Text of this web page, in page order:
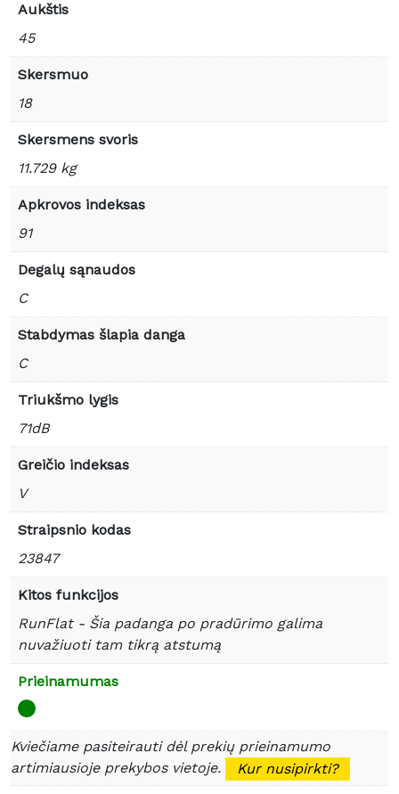
Aukštis
45
Skersmuo
18
Skersmens svoris
11.729 kg
Apkrovos indeksas
91
Degalų sąnaudos
C
Stabdymas šlapia danga
C
Triukšmo lygis
71dB
Greičio indeksas
V
Straipsnio kodas
23847
Kitos funkcijos
RunFlat - Šia padanga po pradūrimo galima
nuvažiuoti tam tikrą atstumą
Prieinamumas
Kviečiame pasiteirauti dėl prekių prieinamumo
artimiausioje prekybos vietoje.
Kur nusipirkti?